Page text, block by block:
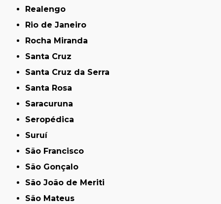
Realengo
Rio de Janeiro
Rocha Miranda
Santa Cruz
Santa Cruz da Serra
Santa Rosa
Saracuruna
Seropédica
Suruí
São Francisco
São Gonçalo
São João de Meriti
São Mateus